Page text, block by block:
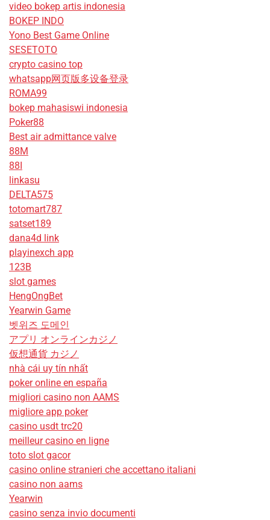
video bokep artis indonesia
BOKEP INDO
Yono Best Game Online
SESETOTO
crypto casino top
whatsapp网页版多设备登录
ROMA99
bokep mahasiswi indonesia
Poker88
Best air admittance valve
88M
88I
linkasu
DELTA575
totomart787
satset189
dana4d link
playinexch app
123B
slot games
HengOngBet
Yearwin Game
벳위즈 도메인
アプリ オンラインカジノ
仮想通貨 カジノ
nhà cái uy tín nhất
poker online en españa
migliori casino non AAMS
migliore app poker
casino usdt trc20
meilleur casino en ligne
toto slot gacor
casino online stranieri che accettano italiani
casino non aams
Yearwin
casino senza invio documenti